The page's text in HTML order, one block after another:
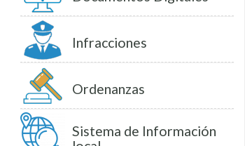
Infracciones
Ordenanzas
Sistema de Información